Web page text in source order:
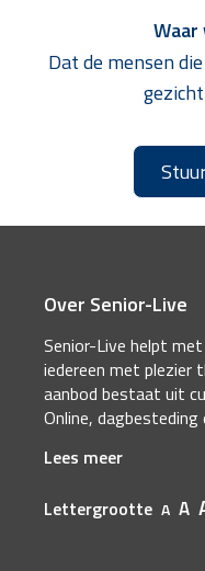
Waar
Dat de mensen
Over Senior-Live
Senior-Live helpt
iedereen met plezier
aanbod bestaat uit
Online, dagbesteding
Lees meer
Lettergrootte A A